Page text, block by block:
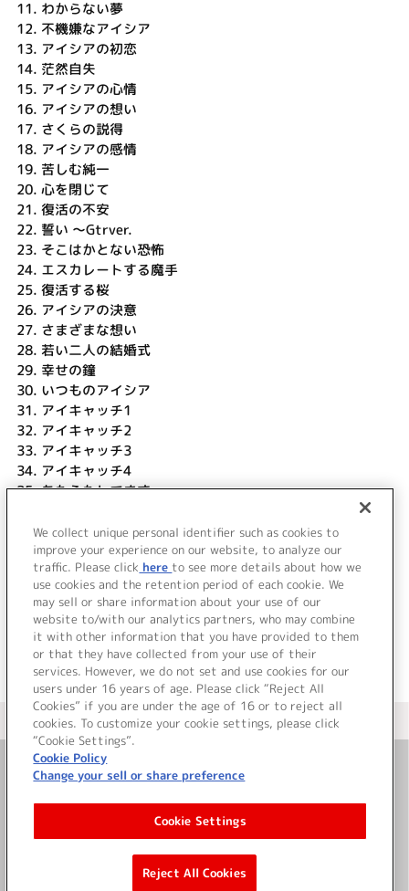
11. わからない夢
12. 不機嫌なアイシア
13. アイシアの初恋
14. 茫然自失
15. アイシアの心情
16. アイシアの想い
17. さくらの説得
18. アイシアの感情
19. 苦しむ純一
20. 心を閉じて
21. 復活の不安
22. 誓い ～Gtrver.
23. そこはかとない恐怖
24. エスカレートする魔手
25. 復活する桜
26. アイシアの決意
27. さまざまな想い
28. 若い二人の結婚式
29. 幸せの鐘
30. いつものアイシア
31. アイキャッチ1
32. アイキャッチ2
33. アイキャッチ3
34. アイキャッチ4
35.あたふたしてます
37.兵隊のオルゴール
38. また来週ね
＜ BACK
＜ カタログサイト トップページへ
お問い合わせ
サイト利用について
We collect unique personal identifier such as cookies to
improve your experience on our website, to analyze our
traffic. Please click here to see more details about how we
use cookies and the retention period of each cookie. We
may sell or share information about your use of our
website to/with our analytics partners, who may combine
it with other information that you have provided to them
or that they have collected from your use of their
services. However, we do not set and use cookies for our
users under 16 years of age. Please click “Reject All
Cookies” if you are under the age of 16 or to reject all
cookies. To customize your cookie settings, please click
“Cookie Settings”.
Cookie Policy
Change your sell or share preference
Cookie Settings
Reject All Cookies